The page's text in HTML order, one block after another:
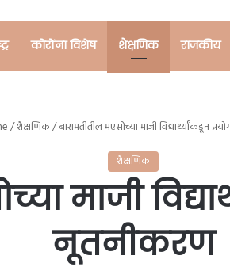
कोरोंना विशेष शैक्षणिक राजकीय
/शैक्षणिक/बारामतीतील मएसोच्या माजी विद्यार्थ्यांकडून
शैक्षणिक
माजी
नूतनीकरण